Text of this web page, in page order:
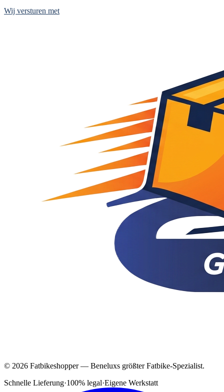
Wij versturen met
© 2026 Fatbikeshopper — Beneluxs größter Fatbike-Spezialist.
Schnelle Lieferung·100% legal·Eigene Werkstatt